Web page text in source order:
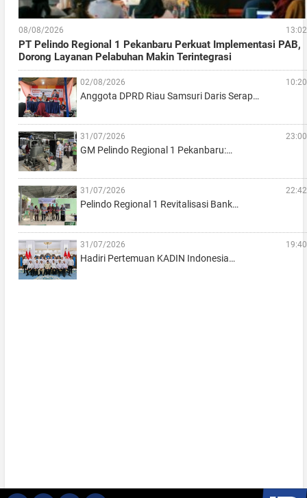
08/08/2026 13:02
PT Pelindo Regional 1 Pekanbaru Perkuat Implementasi PAB,
Dorong Layanan Pelabuhan Makin Terintegrasi
02/08/2026 10:20
Anggota DPRD Riau Samsuri Daris Serap…
31/07/2026 23:00
GM Pelindo Regional 1 Pekanbaru:…
31/07/2026 22:42
Pelindo Regional 1 Revitalisasi Bank…
31/07/2026 19:40
Hadiri Pertemuan KADIN Indonesia…